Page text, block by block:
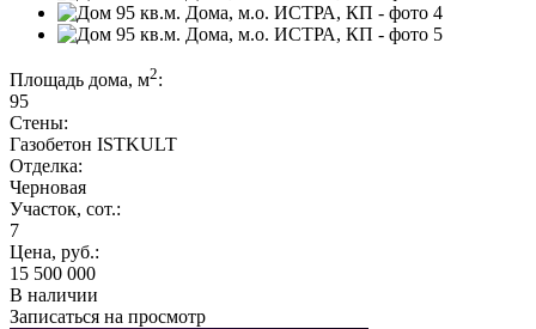
Площадь дома, м2:
95
Стены:
Газобетон ISTKULT
Отделка:
Черновая
Участок, сот.:
7
Цена, руб.:
15 500 000
В наличии
Записаться на просмотр